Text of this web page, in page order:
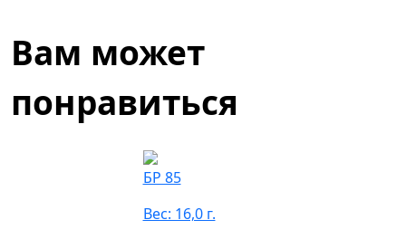
Вам может
понравиться
БР 85
Вес: 16,0 г.